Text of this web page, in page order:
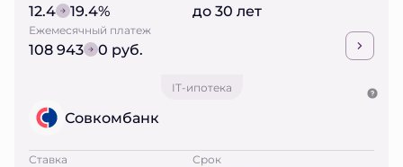
12.4 19.4% до 30 лет
Ежемесячный платеж
108 943 0 руб.
IT-ипотека
Совкомбанк
Ставка Срок